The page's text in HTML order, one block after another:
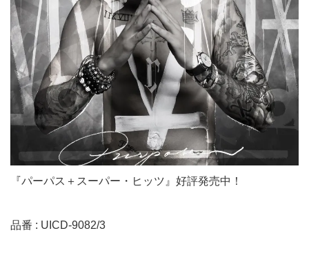
『パーパス＋スーパー・ヒッツ』好評発売中！
品番 : UICD-9082/3